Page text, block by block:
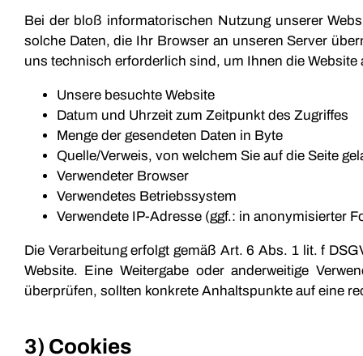
Bei der bloß informatorischen Nutzung unserer
solche Daten, die Ihr Browser an unseren Server
uns technisch erforderlich sind, um Ihnen die Website
Unsere besuchte Website
Datum und Uhrzeit zum Zeitpunkt des Zugriffes
Menge der gesendeten Daten in Byte
Quelle/Verweis, von welchem Sie auf die Seite
Verwendeter Browser
Verwendetes Betriebssystem
Verwendete IP-Adresse (ggf.: in anonymisierter
Die Verarbeitung erfolgt gemäß Art. 6 Abs. 1 lit. f
Website. Eine Weitergabe oder anderweitige
überprüfen, sollten konkrete Anhaltspunkte auf eine
3) Cookies